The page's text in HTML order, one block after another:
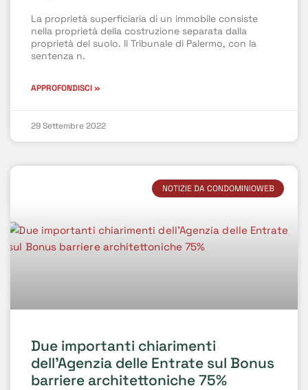
La proprietà superficiaria di un immobile consiste
nella proprietà della costruzione separata dalla
proprietà del suolo. Il Tribunale di Palermo, con la
sentenza n.
APPROFONDISCI »
29 Settembre 2022
NOTIZIE DA CONDOMINIOWEB
Due importanti chiarimenti
dell’Agenzia delle Entrate sul Bonus
barriere architettoniche 75%